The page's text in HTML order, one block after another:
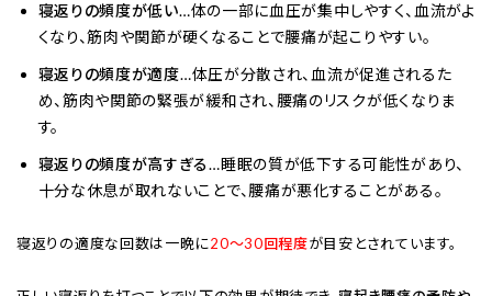
寝返りの頻度が低い…体の一部に血圧が集中しやすく、血流がよ
くなり、筋肉や関節が硬くなることで腰痛が起こりやすい。
寝返りの頻度が適度…体圧が分散され、血流が促進されるた
め、筋肉や関節の緊張が緩和され、腰痛のリスクが低くなりま
す。
寝返りの頻度が高すぎる…睡眠の質が低下する可能性があり、
十分な休息が取れないことで、腰痛が悪化することがある。
寝返りの適度な回数は一晩に20〜30回程度が目安とされています。